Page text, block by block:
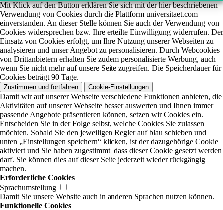
Mit Klick auf den Button erklären Sie sich mit der hier beschriebenen
Verwendung von Cookies durch die Plattform universitaet.com
einverstanden. An dieser Stelle können Sie auch der Verwendung von
Cookies widersprechen bzw. Ihre erteilte Einwilligung widerrufen. Der
Einsatz von Cookies erfolgt, um Ihre Nutzung unserer Webseiten zu
analysieren und unser Angebot zu personalisieren. Durch Webcookies
von Drittanbietern erhalten Sie zudem personalisierte Werbung, auch
wenn Sie nicht mehr auf unsere Seite zugreifen. Die Speicherdauer für
Cookies beträgt 90 Tage.
Zustimmen und fortfahren Cookie-Einstellungen
Damit wir auf unserer Webseite verschiedene Funktionen anbieten, die
Aktivitäten auf unserer Webseite besser auswerten und Ihnen immer
passende Angebote präsentieren können, setzen wir Cookies ein.
Entscheiden Sie in der Folge selbst, welche Cookies Sie zulassen
möchten. Sobald Sie den jeweiligen Regler auf blau schieben und
unten „Einstellungen speichern“ klicken, ist der dazugehörige Cookie
aktiviert und Sie haben zugestimmt, dass dieser Cookie gesetzt werden
darf. Sie können dies auf dieser Seite jederzeit wieder rückgängig
machen.
Erforderliche Cookies
Sprachumstellung
Damit Sie unsere Website auch in anderen Sprachen nutzen können.
Funktionelle Cookies